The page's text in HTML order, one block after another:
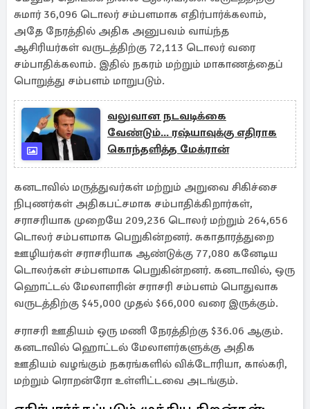
சுமார் 36,096 டொலர் சம்பளமாக எதிர்பார்க்கலாம்,
அதே நேரத்தில் அதிக அனுபவம் வாய்ந்த
ஆசிரியர்கள் வருடத்திற்கு 72,113 டொலர் வரை
சம்பாதிக்கலாம். இதில் நகரம் மற்றும் மாகாணத்தைப்
பொறுத்து சம்பளம் மாறுபடும்.
வலுவான நடவடிக்கை
வேண்டும்... ரஷ்யாவுக்கு எதிராக
கொந்தளித்த மேக்ரான்
கனடாவில் மருத்துவர்கள் மற்றும் அறுவை சிகிச்சை
நிபுணர்கள் அதிகபட்சமாக சம்பாதிக்கிறார்கள்,
சராசரியாக முறையே 209,236 டொலர் மற்றும் 264,656
டொலர் சம்பளமாக பெறுகின்றனர். சுகாதாரத்துறை
ஊழியர்கள் சராசரியாக ஆண்டுக்கு 77,080 கனேடிய
டொலர்கள் சம்பளமாக பெறுகின்றனர். கனடாவில், ஒரு
ஹொட்டல் மேலாளரின் சராசரி சம்பளம் பொதுவாக
வருடத்திற்கு $45,000 முதல் $66,000 வரை இருக்கும்.
சராசரி ஊதியம் ஒரு மணி நேரத்திற்கு $36.06 ஆகும்.
கனடாவில் ஹொட்டல் மேலாளர்களுக்கு அதிக
ஊதியம் வழங்கும் நகரங்களில் விக்டோரியா, கால்கரி,
மற்றும் ரொறன்ரோ உள்ளிட்டவை அடங்கும்.